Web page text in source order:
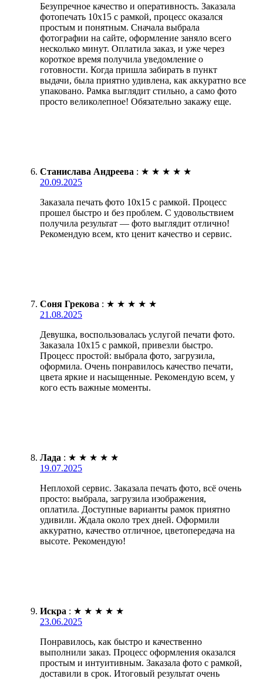
Безупречное качество и оперативность. Заказала
фотопечать 10х15 с рамкой, процесс оказался
простым и понятным. Сначала выбрала
фотографии на сайте, оформление заняло всего
несколько минут. Оплатила заказ, и уже через
короткое время получила уведомление о
готовности. Когда пришла забирать в пункт
выдачи, была приятно удивлена, как аккуратно все
упаковано. Рамка выглядит стильно, а само фото
просто великолепное! Обязательно закажу еще.
Станислава Андреева : ★ ★ ★ ★ ★
20.09.2025
Заказала печать фото 10х15 с рамкой. Процесс
прошел быстро и без проблем. С удовольствием
получила результат — фото выглядит отлично!
Рекомендую всем, кто ценит качество и сервис.
Соня Грекова : ★ ★ ★ ★ ★
21.08.2025
Девушка, воспользовалась услугой печати фото.
Заказала 10х15 с рамкой, привезли быстро.
Процесс простой: выбрала фото, загрузила,
оформила. Очень понравилось качество печати,
цвета яркие и насыщенные. Рекомендую всем, у
кого есть важные моменты.
Лада : ★ ★ ★ ★ ★
19.07.2025
Неплохой сервис. Заказала печать фото, всё очень
просто: выбрала, загрузила изображения,
оплатила. Доступные варианты рамок приятно
удивили. Ждала около трех дней. Оформили
аккуратно, качество отличное, цветопередача на
высоте. Рекомендую!
Искра : ★ ★ ★ ★ ★
23.06.2025
Понравилось, как быстро и качественно
выполнили заказ. Процесс оформления оказался
простым и интуитивным. Заказала фото с рамкой,
доставили в срок. Итоговый результат очень